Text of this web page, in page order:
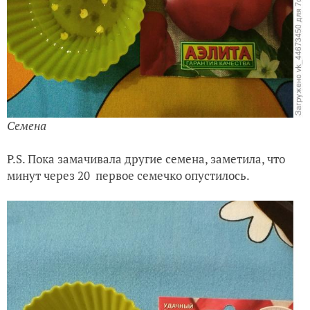
Семена
P.S. Пока замачивала другие семена, заметила, что
минут через 20 первое семечко опустилось.